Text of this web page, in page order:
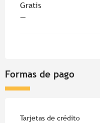
Gratis
—
Formas de pago
Tarjetas de crédito